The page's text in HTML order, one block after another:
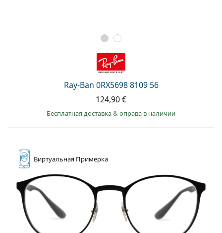
Ray-Ban 0RX5698 8109 56
124,90 €
Бесплатная доставка& оправа в наличии
Виртуальная Примерка